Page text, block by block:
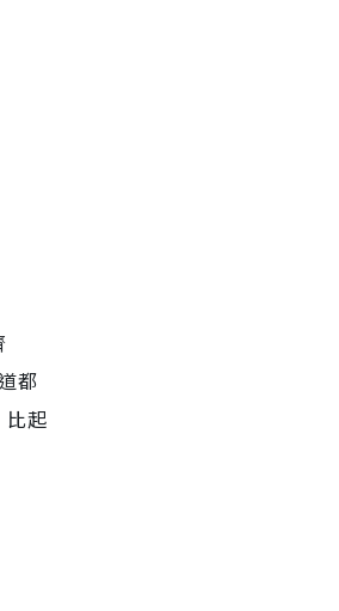
都
比起